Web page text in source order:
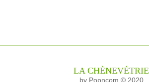
LA CHÈNEVÉTRIE
by Popncom © 2020